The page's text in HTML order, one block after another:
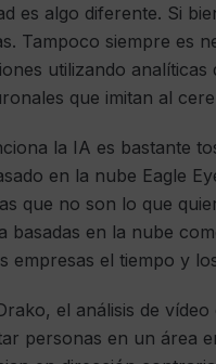
es algo diferente. Si
Tampoco siempre es
utilizando
que imitan al
la IA es bastante
en la nube Eagle
que no son lo que
basadas en la nube
empresas el tiempo y
el análisis de
personas en un área